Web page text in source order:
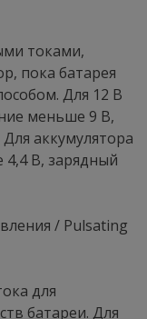
токами,
пока батарея
Для 12 В
меньше 9 В,
аккумулятора
В, зарядный
/ Pulsating
для
батареи. Для